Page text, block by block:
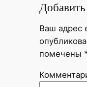
Ваш адрес
помечены